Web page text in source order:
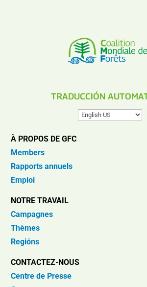
TRADUCCIÓN
À PROPOS DE GFC
Members
Rapports annuels
Emploi
NOTRE TRAVAIL
Campagnes
Thèmes
Regións
CONTACTEZ-NOUS
Centre de Presse